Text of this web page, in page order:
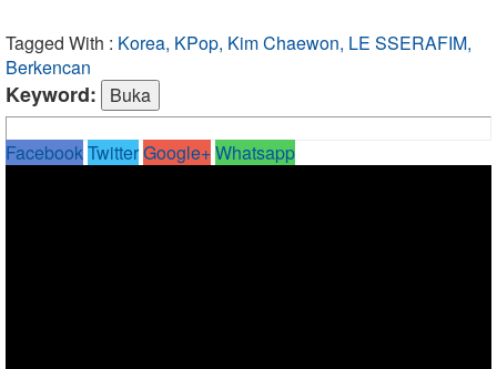
Tagged With : Korea, KPop, Kim Chaewon, LE SSERAFIM,
Berkencan
Keyword:
FacebookTwitterGoogle+Whatsapp